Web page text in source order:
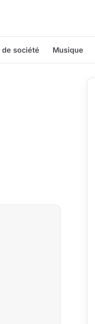
de société Musique